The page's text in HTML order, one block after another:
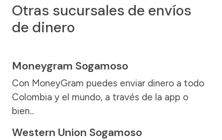
Otras sucursales de envíos
de dinero
Moneygram Sogamoso
Con MoneyGram puedes enviar dinero a todo
Colombia y el mundo, a través de la app o
bien...
Western Union Sogamoso